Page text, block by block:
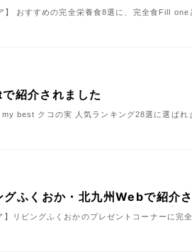
おすすめの完全栄養食8選に、完全食Fill
紹介されました
best クコの実 人気ランキング28選に選ば
グふくおか・北九州Webで紹介
リビングふくおかのプレゼントコーナーに